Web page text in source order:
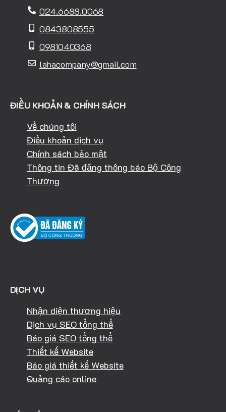
024.6688.0068
0843808555
0981040368
lahacompany@gmail.com
ĐIỀU KHOẢN & CHÍNH SÁCH
Về chúng tôi
Điều khoản dịch vụ
Chính sách bảo mật
Thông tin Đã đăng thông báo Bộ Công
Thương
DỊCH VỤ
Nhận diện thương hiệu
Dịch vụ SEO tổng thể
Báo giá SEO tổng thể
Thiết kế Website
Báo giá thiết kế Website
Quảng cáo online